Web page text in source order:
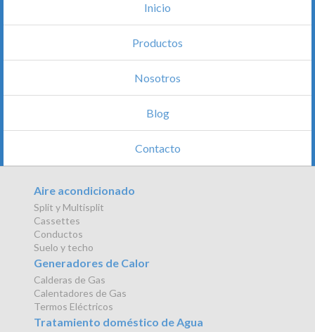
Inicio
Productos
Nosotros
Blog
Contacto
Aire acondicionado
Split y Multisplit
Cassettes
Conductos
Suelo y techo
Generadores de Calor
Calderas de Gas
Calentadores de Gas
Termos Eléctricos
Tratamiento doméstico de Agua